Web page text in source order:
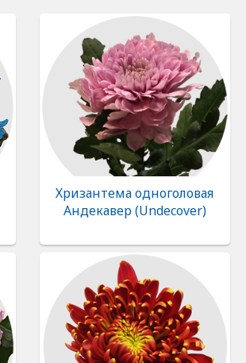
Хризантема одноголовая
Андекавер (Undecover)